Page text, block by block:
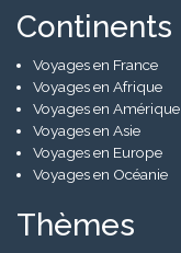
Continents
Voyages en France
Voyages en Afrique
Voyages en Amérique
Voyages en Asie
Voyages en Europe
Voyages en Océanie
Thèmes